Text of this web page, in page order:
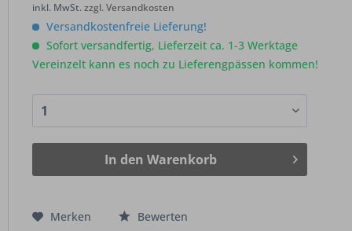
inkl. MwSt.zzgl. Versandkosten
Versandkostenfreie Lieferung!
Sofort versandfertig, Lieferzeit ca. 1-3 Werktage
Vereinzelt kann es noch zu Lieferengpässen kommen!
In den Warenkorb
Merken Bewerten